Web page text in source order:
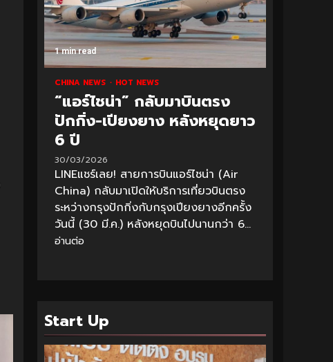
1 min read
CHINA NEWS HOT NEWS
“แอร์ไชน่า” กลับมาบินตรง
ปักกิ่ง-เปียงยาง หลังหยุดยาว
6 ปี
30/03/2026
LINEแชร์เลย! สายการบินแอร์ไชน่า (Air
China) กลับมาเปิดให้บริการเที่ยวบินตรง
ระหว่างกรุงปักกิ่งกับกรุงเปียงยางอีกครั้ง
วันนี้ (30 มี.ค.) หลังหยุดบินไปนานกว่า 6...
อ่านต่อ
Start Up